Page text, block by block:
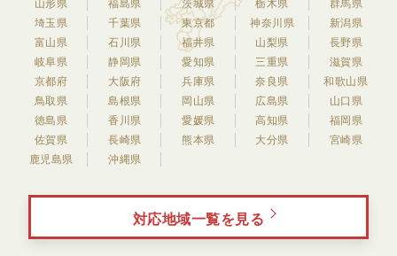
山形県 福島県 茨城県 栃木県
群馬県
埼玉県
千葉県 東京都 神奈川県
新潟県
富山県
石川県 福井県 山梨県
長野県
岐阜県
静岡県 愛知県 三重県
滋賀県
京都府
大阪府 兵庫県 奈良県
和歌山県
鳥取県
島根県 岡山県 広島県
山口県
徳島県
香川県 愛媛県 高知県
福岡県
佐賀県
長崎県 熊本県 大分県
宮崎県
鹿児島県
沖縄県
対応地域一覧を見る